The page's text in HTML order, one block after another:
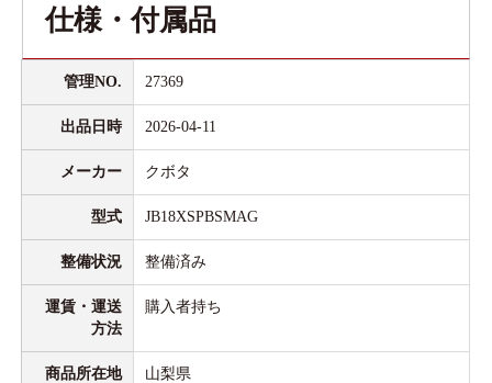
仕様・付属品
管理NO. 27369
出品日時 2026-04-11
メーカー クボタ
型式 JB18XSPBSMAG
整備状況 整備済み
運賃・運送
方法
購入者持ち
商品所在地 山梨県